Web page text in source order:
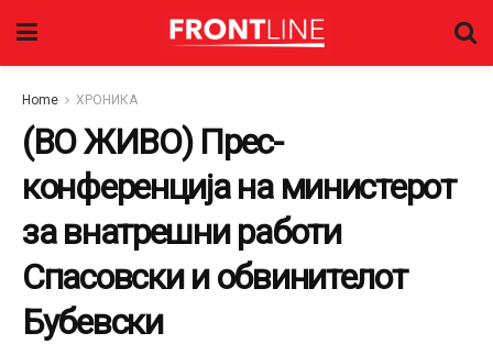
Home ХРОНИКА
(ВО ЖИВО) Прес-
конференција на министерот
за внатрешни работи
Спасовски и обвинителот
Бубевски